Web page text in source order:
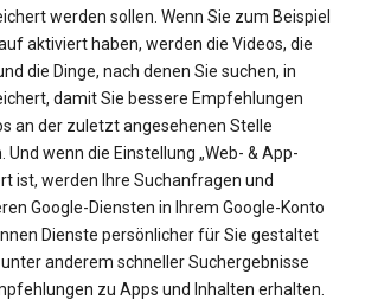
werden sollen. Wenn Sie zum Beispiel
aktiviert haben, werden die Videos, die
die Dinge, nach denen Sie suchen, in
damit Sie bessere Empfehlungen
an der zuletzt angesehenen Stelle
wenn die Einstellung „Web- & App-
ist, werden Ihre Suchanfragen und
Google-Diensten in Ihrem Google-Konto
Dienste persönlicher für Sie gestaltet
anderem schneller Suchergebnisse
zu Apps und Inhalten erhalten.